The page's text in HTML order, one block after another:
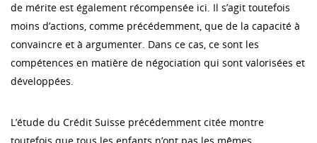
de mérite est également récompensée ici. Il s’agit toutefois
moins d’actions, comme précédemment, que de la capacité à
convaincre et à argumenter. Dans ce cas, ce sont les
compétences en matière de négociation qui sont valorisées et
développées.
L’étude du Crédit Suisse précédemment citée montre